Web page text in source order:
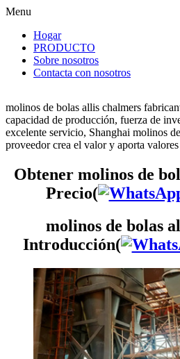
Menu
Hogar
PRODUCTO
Sobre nosotros
Contacta con nosotros
molinos de bolas allis chalmers
capacidad de producción, fuerza de
excelente servicio, Shanghai molinos
proveedor crea el valor y aporta
Obtener molinos de
Precio(
molinos de bolas
Introducción(